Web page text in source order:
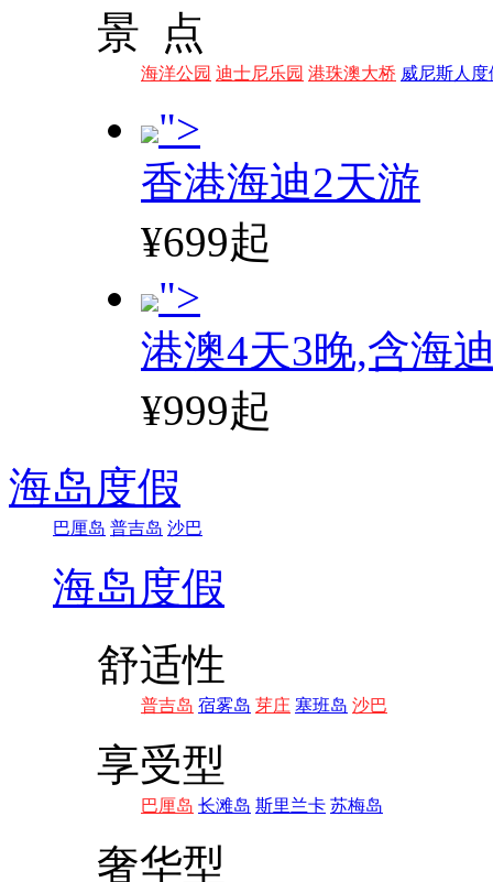
景 点
海洋公园 迪士尼乐园 港珠澳大桥 威尼斯人度
">
香港海迪2天游
¥699起
">
港澳4天3晚,含海
¥999起
海岛度假
巴厘岛 普吉岛 沙巴
海岛度假
舒适性
普吉岛 宿雾岛 芽庄 塞班岛 沙巴
享受型
巴厘岛 长滩岛 斯里兰卡 苏梅岛
奢华型